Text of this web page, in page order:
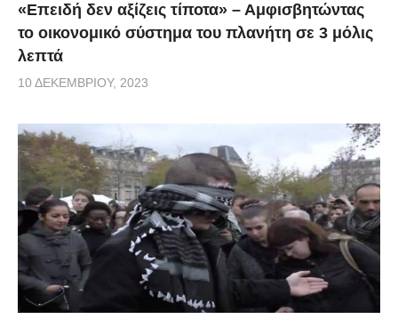
«Επειδή δεν αξίζεις τίποτα» – Αμφισβητώντας
το οικονομικό σύστημα του πλανήτη σε 3 μόλις
λεπτά
10 ΔΕΚΕΜΒΡΊΟΥ, 2023